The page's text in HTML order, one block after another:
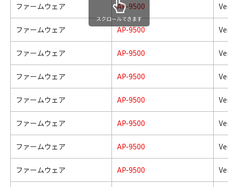
ファームウェア AP-9500
ファームウェア AP-9500
ファームウェア AP-9500
ファームウェア AP-9500
ファームウェア AP-9500
ファームウェア AP-9500
ファームウェア AP-9500
ファームウェア AP-9500
スクロールできます